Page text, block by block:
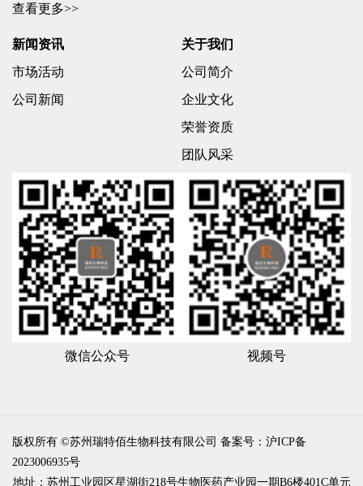
查看更多>>
新闻资讯
市场活动
公司新闻
关于我们
公司简介
企业文化
荣誉资质
团队风采
微信公众号 视频号
版权所有 ©苏州瑞特佰生物科技有限公司 备案号：沪ICP备
2023006935号
地址：苏州工业园区星湖街218号生物医药产业园一期B6楼401C单元